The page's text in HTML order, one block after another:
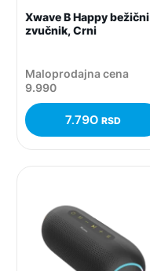
Xwave B Happy bežični
zvučnik, Crni
Maloprodajna cena
9.990
7.790 RSD